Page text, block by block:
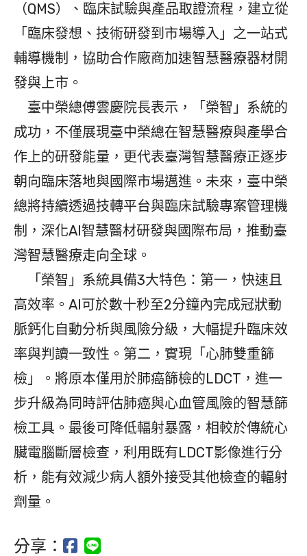
（QMS）、臨床試驗與產品取證流程，建立從
「臨床發想、技術研發到市場導入」之一站式
輔導機制，協助合作廠商加速智慧醫療器材開
發與上市。
臺中榮總傅雲慶院長表示，「榮智」系統的
成功，不僅展現臺中榮總在智慧醫療與產學合
作上的研發能量，更代表臺灣智慧醫療正逐步
朝向臨床落地與國際市場邁進。未來，臺中榮
總將持續透過技轉平台與臨床試驗專案管理機
制，深化AI智慧醫材研發與國際布局，推動臺
灣智慧醫療走向全球。
「榮智」系統具備3大特色：第一，快速且
高效率。AI可於數十秒至2分鐘內完成冠狀動
脈鈣化自動分析與風險分級，大幅提升臨床效
率與判讀一致性。第二，實現「心肺雙重篩
檢」。將原本僅用於肺癌篩檢的LDCT，進一
步升級為同時評估肺癌與心血管風險的智慧篩
檢工具。最後可降低輻射暴露，相較於傳統心
臟電腦斷層檢查，利用既有LDCT影像進行分
析，能有效減少病人額外接受其他檢查的輻射
劑量。
分享：